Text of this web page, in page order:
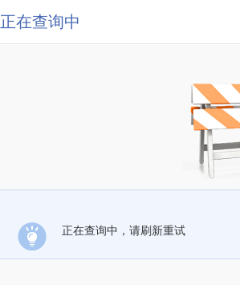
正在查询中
正在查询中，请刷新重试